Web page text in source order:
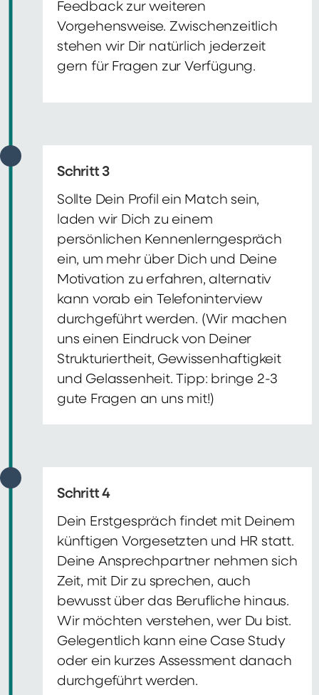
Feedback zur weiteren
Vorgehensweise. Zwischenzeitlich
stehen wir Dir natürlich jederzeit
gern für Fragen zur Verfügung.
Schritt 3
Sollte Dein Profil ein Match sein,
laden wir Dich zu einem
persönlichen Kennenlerngespräch
ein, um mehr über Dich und Deine
Motivation zu erfahren, alternativ
kann vorab ein Telefoninterview
durchgeführt werden. (Wir machen
uns einen Eindruck von Deiner
Strukturiertheit, Gewissenhaftigkeit
und Gelassenheit. Tipp: bringe 2-3
gute Fragen an uns mit!)
Schritt 4
Dein Erstgespräch findet mit Deinem
künftigen Vorgesetzten und HR statt.
Deine Ansprechpartner nehmen sich
Zeit, mit Dir zu sprechen, auch
bewusst über das Berufliche hinaus.
Wir möchten verstehen, wer Du bist.
Gelegentlich kann eine Case Study
oder ein kurzes Assessment danach
durchgeführt werden.